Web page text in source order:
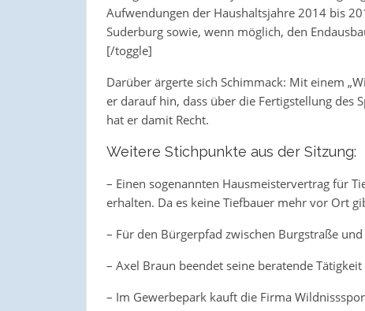
Aufwendungen der Haushaltsjahre 2014 bis
Suderburg sowie, wenn möglich, den
[/toggle]
Darüber ärgerte sich Schimmack: Mit einem
er darauf hin, dass über die Fertigstellung des
hat er damit Recht.
Weitere Stichpunkte aus der Sitzung:
– Einen sogenannten Hausmeistervertrag für
erhalten. Da es keine Tiefbauer mehr vor Ort
– Für den Bürgerpfad zwischen Burgstraße
– Axel Braun beendet seine beratende Tätigkeit
– Im Gewerbepark kauft die Firma